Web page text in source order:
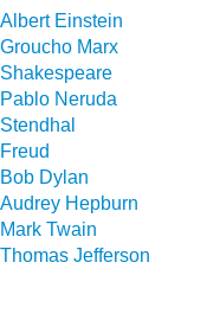
Albert Einstein
Groucho Marx
Shakespeare
Pablo Neruda
Stendhal
Freud
Bob Dylan
Audrey Hepburn
Mark Twain
Thomas Jefferson